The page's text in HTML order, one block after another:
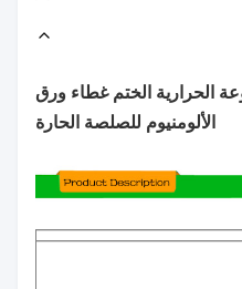
الحرارية الختم غطاء ورق
الألومنيوم للصلصة الحارة